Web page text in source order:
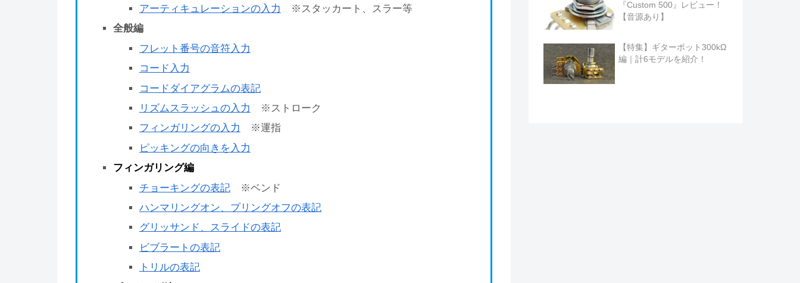
アーティキュレーションの入力 ※スタッカート、スラー等
全般編
フレット番号の音符入力
コード入力
コードダイアグラムの表記
リズムスラッシュの入力 ※ストローク
フィンガリングの入力 ※運指
ピッキングの向きを入力
フィンガリング編
チョーキングの表記※ベンド
ハンマリングオン、プリングオフの表記
グリッサンド、スライドの表記
ビブラートの表記
トリルの表記
『Custom 500』レビュー！
【音源あり】
【特集】ギターポット300kΩ
編｜計6モデルを紹介！